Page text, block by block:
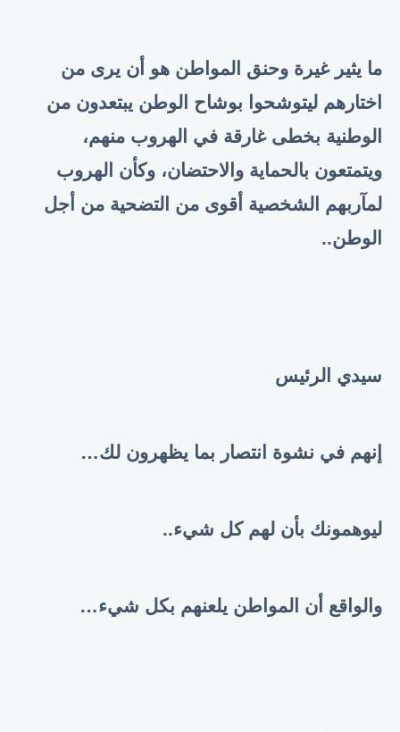
ما يثير غيرة وحنق المواطن هو أن يرى من
اختارهم ليتوشحوا بوشاح الوطن يبتعدون من
الوطنية بخطى غارقة في الهروب منهم،
ويتمتعون بالحماية والاحتضان، وكأن الهروب
لمآربهم الشخصية أقوى من التضحية من أجل
الوطن..
سيدي الرئيس
إنهم في نشوة انتصار بما يظهرون لك…
ليوهمونك بأن لهم كل شيء..
والواقع أن المواطن يلعنهم بكل شيء…